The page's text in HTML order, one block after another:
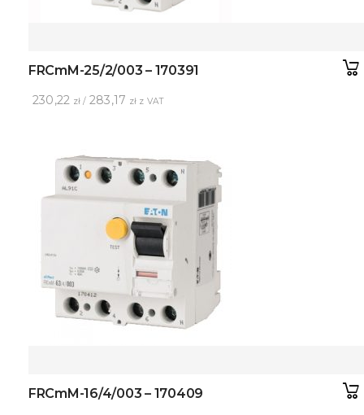
FRCmM-25/2/003 – 170391
230,22 zł / 283,17 zł z VAT
FRCmM-16/4/003 – 170409